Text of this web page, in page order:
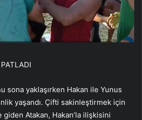
sona yaklaşırken Hakan ile Yunus
yaşandı. Çifti sakinleştirmek için
Atakan, Hakan’la ilişkisini